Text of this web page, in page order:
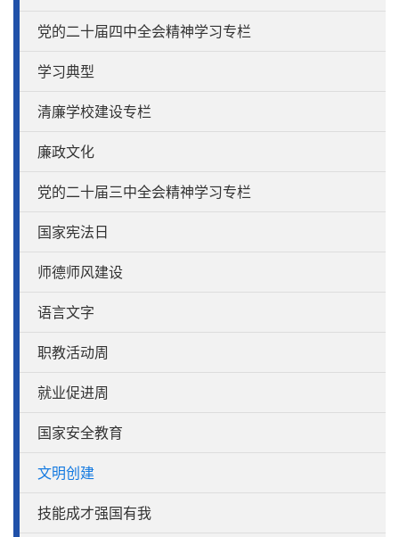
党的二十届四中全会精神学习专栏
学习典型
清廉学校建设专栏
廉政文化
党的二十届三中全会精神学习专栏
国家宪法日
师德师风建设
语言文字
职教活动周
就业促进周
国家安全教育
文明创建
技能成才强国有我